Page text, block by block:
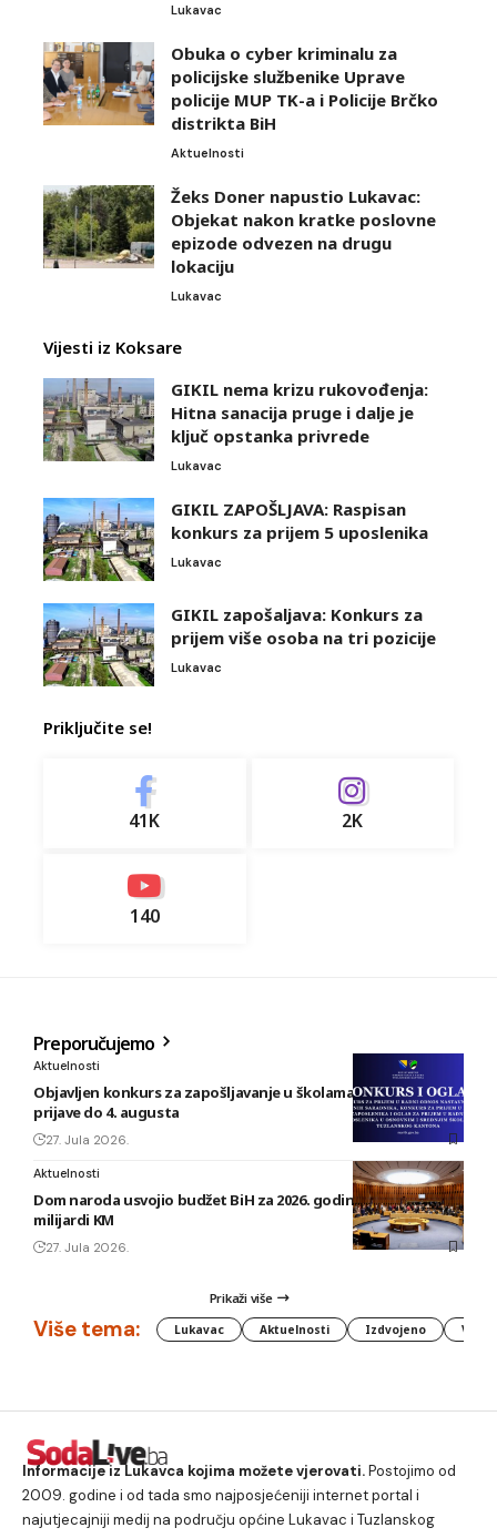
Lukavac
Obuka o cyber kriminalu za
policijske službenike Uprave
policije MUP TK-a i Policije Brčko
distrikta BiH
Aktuelnosti
Žeks Doner napustio Lukavac:
Objekat nakon kratke poslovne
epizode odvezen na drugu
lokaciju
Lukavac
Vijesti iz Koksare
GIKIL nema krizu rukovođenja:
Hitna sanacija pruge i dalje je
ključ opstanka privrede
Lukavac
GIKIL ZAPOŠLJAVA: Raspisan
konkurs za prijem 5 uposlenika
Lukavac
GIKIL zapošaljava: Konkurs za
prijem više osoba na tri pozicije
Lukavac
Priključite se!
41K 2K
140
Preporučujemo
Aktuelnosti
Objavljen konkurs za zapošljavanje u školama TK: Rok za
prijave do 4. augusta
27. Jula 2026.
Aktuelnosti
Dom naroda usvojio budžet BiH za 2026. godinu vrijedan 1,58
milijardi KM
27. Jula 2026.
Prikaži više
Više tema: Lukavac Aktuelnosti Izdvojeno
Informacije iz Lukavca kojima možete vjerovati.Postojimo od
2009. godine i od tada smo najposjećeniji internet portal i
najutjecajniji medij na području općine Lukavac i Tuzlanskog